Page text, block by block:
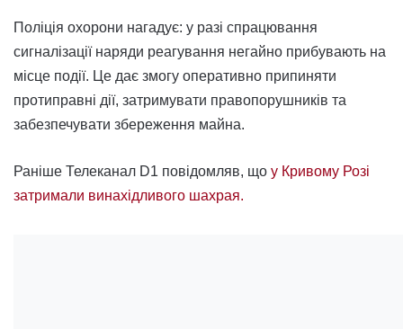
Поліція охорони нагадує: у разі спрацювання
сигналізації наряди реагування негайно прибувають на
місце події. Це дає змогу оперативно припиняти
протиправні дії, затримувати правопорушників та
забезпечувати збереження майна.
Раніше Телеканал D1 повідомляв, що у Кривому Розі
затримали винахідливого шахрая.